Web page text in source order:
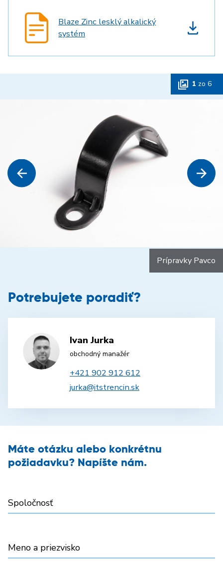
Blaze Zinc lesklý alkalický
systém
1 zo 6
Prípravky Pavco
Potrebujete poradiť?
Ivan Jurka
obchodný manažér
+421 902 912 612
jurka@itstrencin.sk
Máte otázku alebo konkrétnu
požiadavku? Napíšte nám.
Spoločnosť
Meno a priezvisko